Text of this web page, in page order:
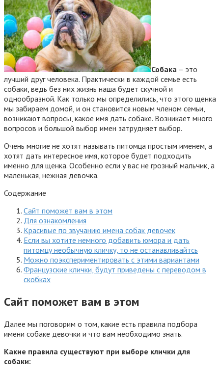
Собака – это
лучший друг человека. Практически в каждой семье есть
собаки, ведь без них жизнь наша будет скучной и
однообразной. Как только мы определились, что этого щенка
мы забираем домой, и он становится новым членом семьи,
возникают вопросы, какое имя дать собаке. Возникает много
вопросов и большой выбор имен затрудняет выбор.
Очень многие не хотят называть питомца простым именем, а
хотят дать интересное имя, которое будет подходить
именно для щенка. Особенно если у вас не грозный мальчик, а
маленькая, нежная девочка.
Содержание
Сайт поможет вам в этом
Для ознакомления
Красивые по звучанию имена собак девочек
Если вы хотите немного добавить юмора и дать
питомцу необычную кличку, то не останавливайтсь
Можно поэкспериментировать с этими вариантами
Французские клички, будут приведены с переводом в
скобках
Сайт поможет вам в этом
Далее мы поговорим о том, какие есть правила подбора
имени собаке девочки и что вам необходимо знать.
Какие правила существуют при выборе клички для
собаки: